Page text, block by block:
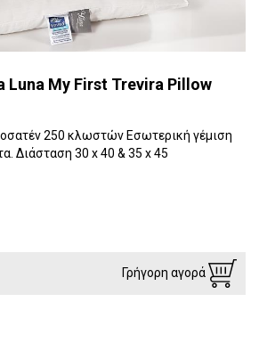
Luna My First Trevira Pillow
250 κλωστών Εσωτερική γέμιση
Διάσταση 30 x 40 & 35 x 45
Γρήγορη αγορά